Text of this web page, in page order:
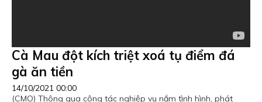
Cà Mau đột kích triệt xoá tụ điểm đá
gà ăn tiền
14/10/2021 00:00
(CMO) Thông qua công tác nghiệp vụ nắm tình hình, phát